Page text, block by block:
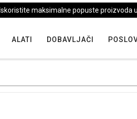
Iskoristite maksimalne popuste proizvoda
ALATI DOBAVLJAČI